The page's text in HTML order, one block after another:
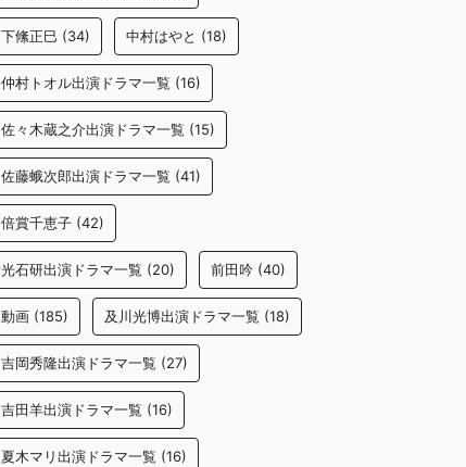
下絛正巳 (34) 中村はやと (18)
仲村トオル出演ドラマ一覧 (16)
佐々木蔵之介出演ドラマ一覧 (15)
佐藤蛾次郎出演ドラマ一覧 (41)
倍賞千恵子 (42)
光石研出演ドラマ一覧 (20) 前田吟 (40)
動画 (185) 及川光博出演ドラマ一覧 (18)
吉岡秀隆出演ドラマ一覧 (27)
吉田羊出演ドラマ一覧 (16)
夏木マリ出演ドラマ一覧 (16)